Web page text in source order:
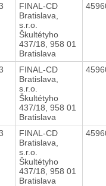
FINAL-CD
Bratislava,
s.r.o.
Škultétyho
437/18, 958 01
Bratislava
FINAL-CD
Bratislava,
s.r.o.
Škultétyho
437/18, 958 01
Bratislava
FINAL-CD
Bratislava,
s.r.o.
Škultétyho
437/18, 958 01
Bratislava